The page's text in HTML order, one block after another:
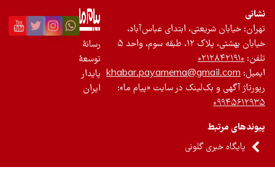
خیابان شریعتی، ابتدای عباس‌آباد،
بهشتی، پلاک ۱۲، طبقه سوم، واحد ۵
۰۲۱۲۸۴۲۱۹۱۰
khabar.payamema@gmail.com
آگهی و بک‌لینک در سایت «پیام ما»:
مرتبط
پایگاه خبری گلونی
رسانۀ
توسعۀ
پایدار
ایران